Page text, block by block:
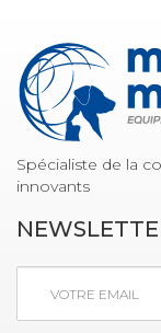
Spécialiste de la
innovants